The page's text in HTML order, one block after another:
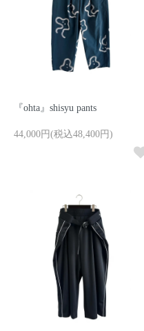
『ohta』shisyu pants
44,000円(税込48,400円)